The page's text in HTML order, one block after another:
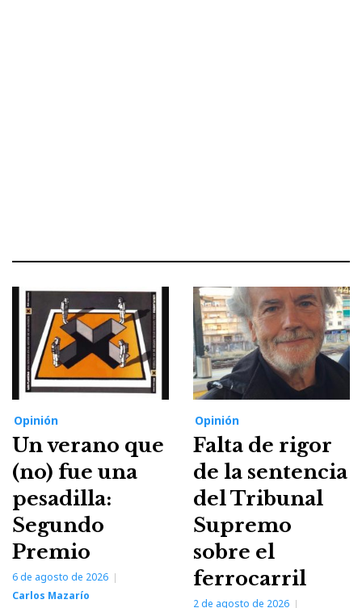
Opinión
Un verano que
(no) fue una
pesadilla:
Segundo
Premio
6 de agosto de 2026
Carlos Mazarío
Opinión
Falta de rigor
de la sentencia
del Tribunal
Supremo
sobre el
ferrocarril
2 de agosto de 2026